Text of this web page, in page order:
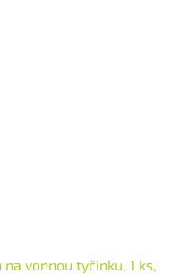
vonnou tyčinku, 1 ks,